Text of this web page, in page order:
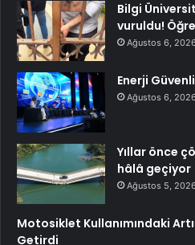
Bilgi
vuruldu!
Ağustos 6, 2026
Enerji
Ağustos 6, 2026
Yıllar önce
hâlâ geçiyor
Ağustos 5, 2026
Motosiklet Kullanımındaki
Getirdi